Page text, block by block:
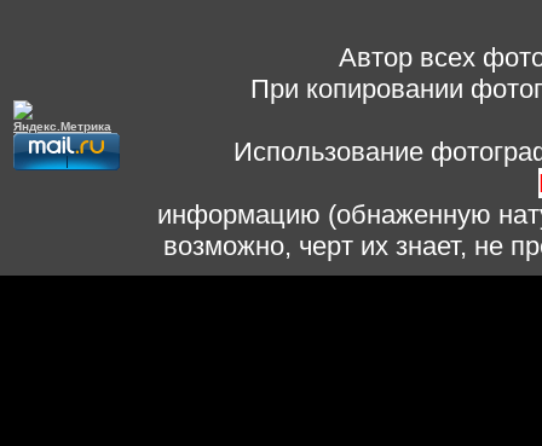
Автор всех
При копировании
Использование
информацию (обнаженную
возможно, черт их знает, не